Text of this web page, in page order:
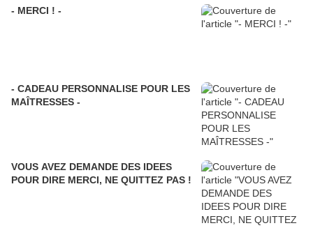
- MERCI ! -
- CADEAU PERSONNALISE POUR LES
MAÎTRESSES -
VOUS AVEZ DEMANDE DES IDEES
POUR DIRE MERCI, NE QUITTEZ PAS !